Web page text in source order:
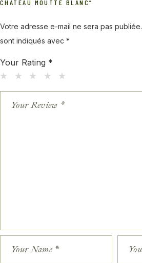
CHATEAU MOUTTE BLANC”
Votre adresse e-mail ne sera pas publiée.
sont indiqués avec *
Your Rating *